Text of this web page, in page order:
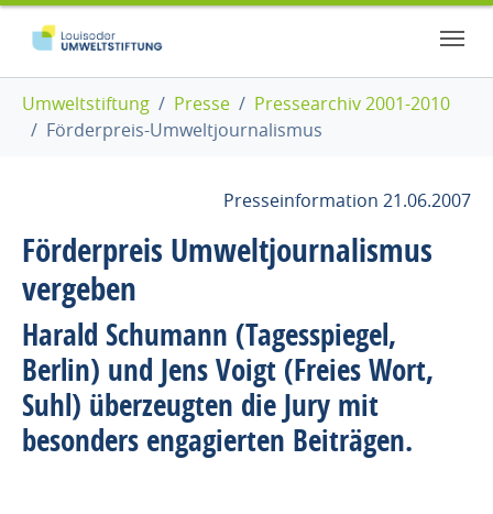
Zum Hauptinhalt springen
Skip to page footer
Umweltstiftung Presse
Pressearchiv 2001-2010
Förderpreis-Umweltjournalismus
Presseinformation 21.06.2007
Förderpreis Umweltjournalismus
vergeben
Harald Schumann (Tagesspiegel,
Berlin) und Jens Voigt (Freies Wort,
Suhl) überzeugten die Jury mit
besonders engagierten Beiträgen.